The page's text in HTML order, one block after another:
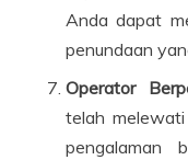
Anda dapat
penundaan
Operator
telah
pengalaman